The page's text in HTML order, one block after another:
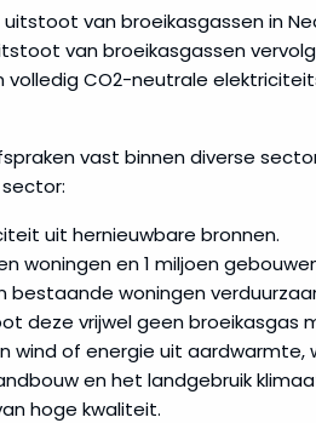
van broeikasgassen in
van broeikasgassen
CO2-neutrale
vast binnen diverse
uit hernieuwbare bronnen.
woningen en 1 miljoen
bestaande woningen
deze vrijwel geen broeikasgas
wind of energie uit aardwarmte,
en het landgebruik
hoge kwaliteit.